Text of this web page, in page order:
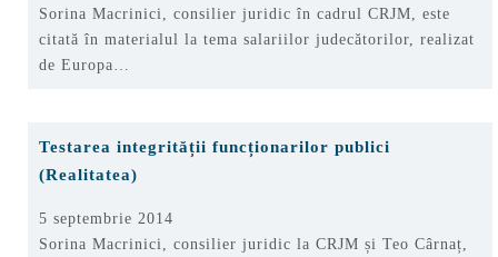
Sorina Macrinici, consilier juridic în cadrul CRJM, este
citată în materialul la tema salariilor judecătorilor, realizat
de Europa…
Testarea integrității funcționarilor publici
(Realitatea)
5 septembrie 2014
Sorina Macrinici, consilier juridic la CRJM și Teo Cârnaț,